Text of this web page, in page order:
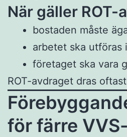
När gäller ROT-
bostaden måste
arbetet ska utföras
företaget ska vara
ROT-avdraget dras
för färre